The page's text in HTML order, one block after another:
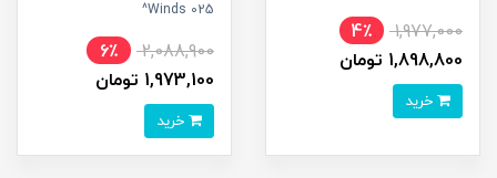
1,977,000
4٪
1,898,800 تومان
Winds 025^
2,088,900
6٪
1,973,100 تومان